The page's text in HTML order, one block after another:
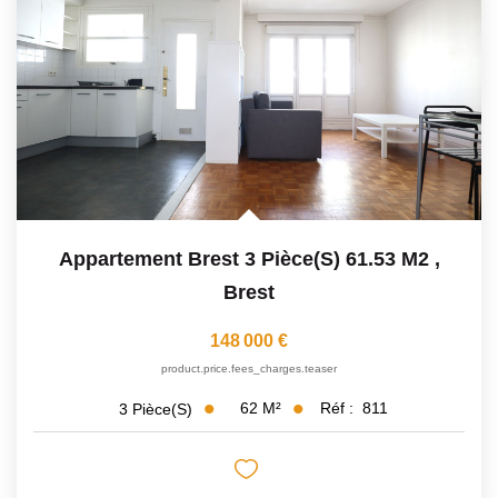
Avis Clients
CONTACT
Appartement Brest 3 Pièce(s) 61.53 M2 ,
Brest
148 000 €
product.price.fees_charges.teaser
3 Pièce(s) 62 M² Réf : 811